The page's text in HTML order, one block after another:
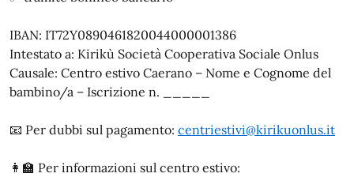
IBAN: IT72Y0890461820044000001386
Intestato a: Kirikù Società Cooperativa Sociale Onlus
Causale: Centro estivo Caerano – Nome e Cognome del
bambino/a – Iscrizione n. _____
📧 Per dubbi sul pagamento: centriestivi@kirikuonlus.it
👩‍🏫 Per informazioni sul centro estivo: